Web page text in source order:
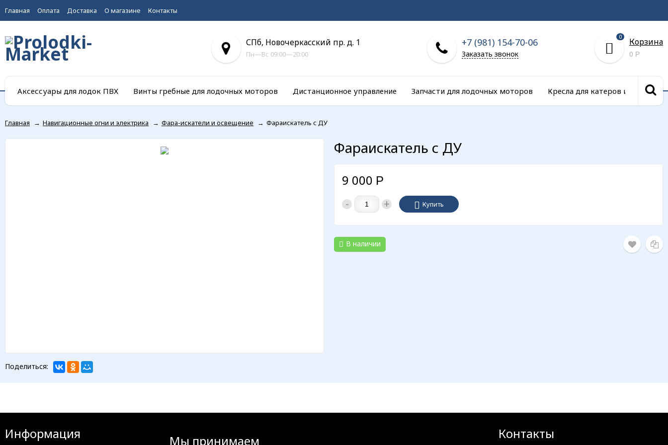
Главная Оплата Доставка О магазине Контакты
СПб, Новочеркасский пр. д. 1
Пн—Вс 09:00—20:00
+7 (981) 154-70-06
Заказать звонок
0 Корзина
0 Р
Аксессуары для лодок ПВХ Винты гребные для лодочных моторов Дистанционное управление Запчасти для лодочных моторов Кресла для катеров и сиденья
Главная → Навигационные огни и электрика → Фара-искатели и освещение → Фараискатель с ДУ
Поделиться:
Фараискатель с ДУ
9 000 Р
- + Купить
В наличии
Информация Мы принимаем Контакты